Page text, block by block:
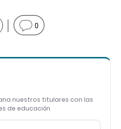
0
nuestros titulares con las
de educación